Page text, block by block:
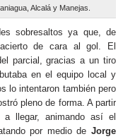
Alcalá y Manejas.
sobresaltos ya que, de
de cara al gol. El
parcial, gracias a un tiro
en el equipo local y
lo intentaron también pero
pleno de forma. A partir
a llegar, animando así el
por medio de Jorge